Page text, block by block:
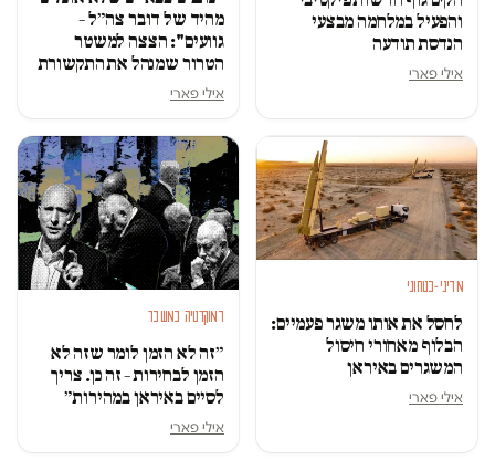
והפעיל במלחמה מבצעי
הנדסת תודעה
אילי פארי
מהיד של דובר צה״ל –
גוועים": הצצה למשטר
הטרור שמנהל את התקשורת
אילי פארי
מדיני-בטחוני
לחסל את אותו משגר פעמיים:
הבלוף מאחורי חיסול
המשגרים באיראן
אילי פארי
דמוקרטיה במשבר
״זה לא הזמן לומר שזה לא
הזמן לבחירות – זה כן. צריך
לסיים באיראן במהירות״
אילי פארי